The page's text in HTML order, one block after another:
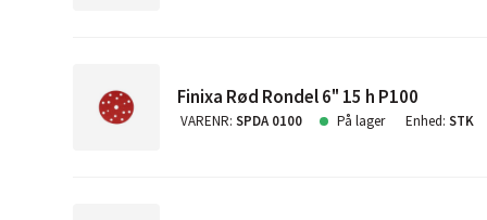
Finixa Rød Rondel 6" 15 h P100
VARENR:SPDA 0100 På lager Enhed:STK